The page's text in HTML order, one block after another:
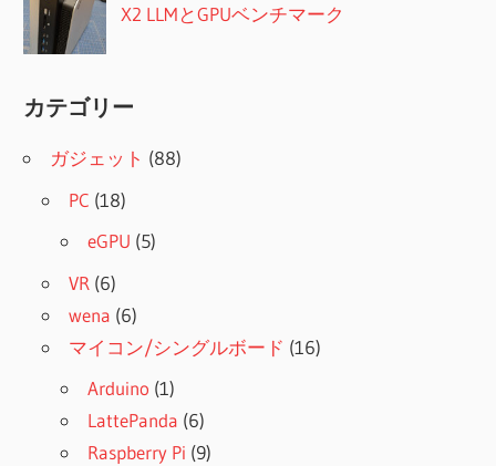
X2 LLMとGPUベンチマーク
カテゴリー
ガジェット (88)
PC (18)
eGPU (5)
VR (6)
wena (6)
マイコン/シングルボード (16)
Arduino (1)
LattePanda (6)
Raspberry Pi (9)